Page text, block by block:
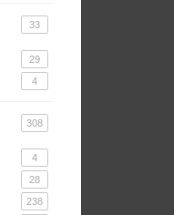
33
29
4
308
4
28
238